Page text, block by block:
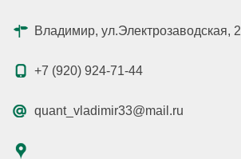
Владимир, ул.Электрозаводская, 2
+7 (920) 924-71-44
quant_vladimir33@mail.ru